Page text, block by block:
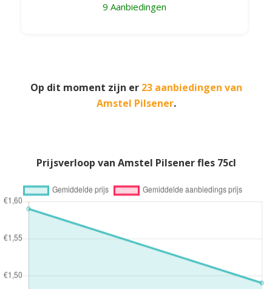
9 Aanbiedingen
Op dit moment zijn er 23 aanbiedingen van
Amstel Pilsener.
Prijsverloop van Amstel Pilsener fles 75cl